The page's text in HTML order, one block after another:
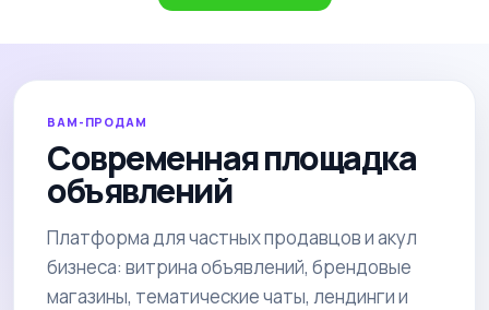
ВАМ-ПРОДАМ
Современная площадка
объявлений
Платформа для частных продавцов и акул
бизнеса: витрина объявлений, брендовые
магазины, тематические чаты, лендинги и